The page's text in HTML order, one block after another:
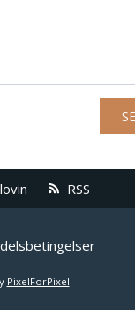
RSS
PixelForPixel